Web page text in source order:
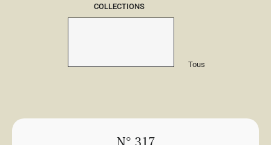
COLLECTIONS
Tous